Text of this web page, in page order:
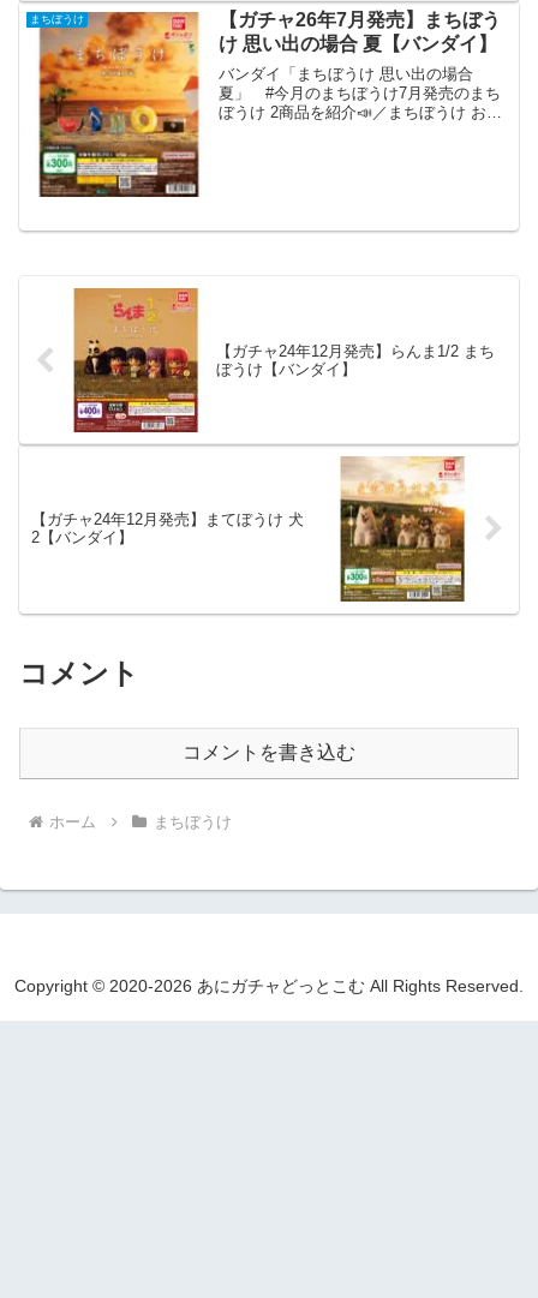
の場合懐かしのおもちゃがまちぼうけに
🧸...
まちぼうけ
【ガチャ26年7月発売】まちぼう
け 思い出の場合 夏【バンダイ】
バンダイ「まちぼうけ 思い出の場合
夏」 #今月のまちぼうけ7月発売のまち
ぼうけ 2商品を紹介📣／まちぼうけ お疲
【ガチャ24年12月発売】らんま1/2 まち
ぼうけ【バンダイ】
【ガチャ24年12月発売】まてぼうけ 犬
2【バンダイ】
コメント
コメントを書き込む
ホーム まちぼうけ
Copyright © 2020-2026 あにガチャどっとこむ All Rights Reserved.